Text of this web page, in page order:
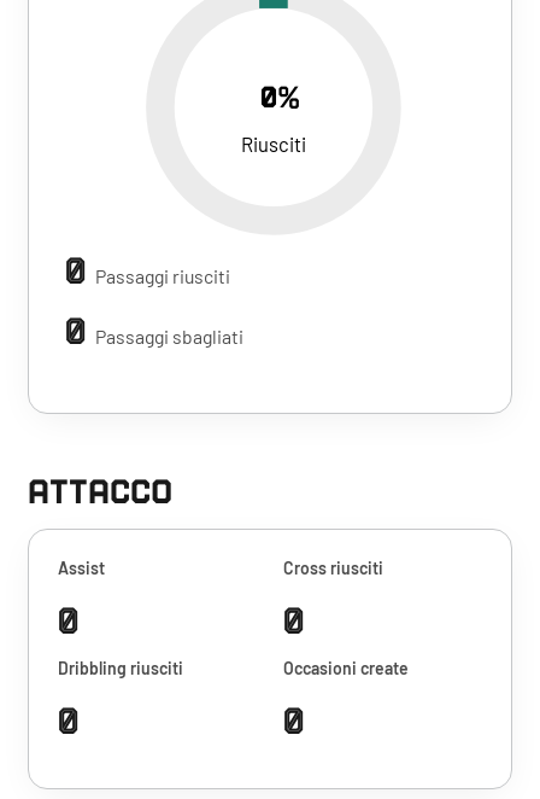
0%
Riusciti
0 Passaggi riusciti
0 Passaggi sbagliati
ATTACCO
Assist
0
Cross riusciti
0
Dribbling riusciti
0
Occasioni create
0